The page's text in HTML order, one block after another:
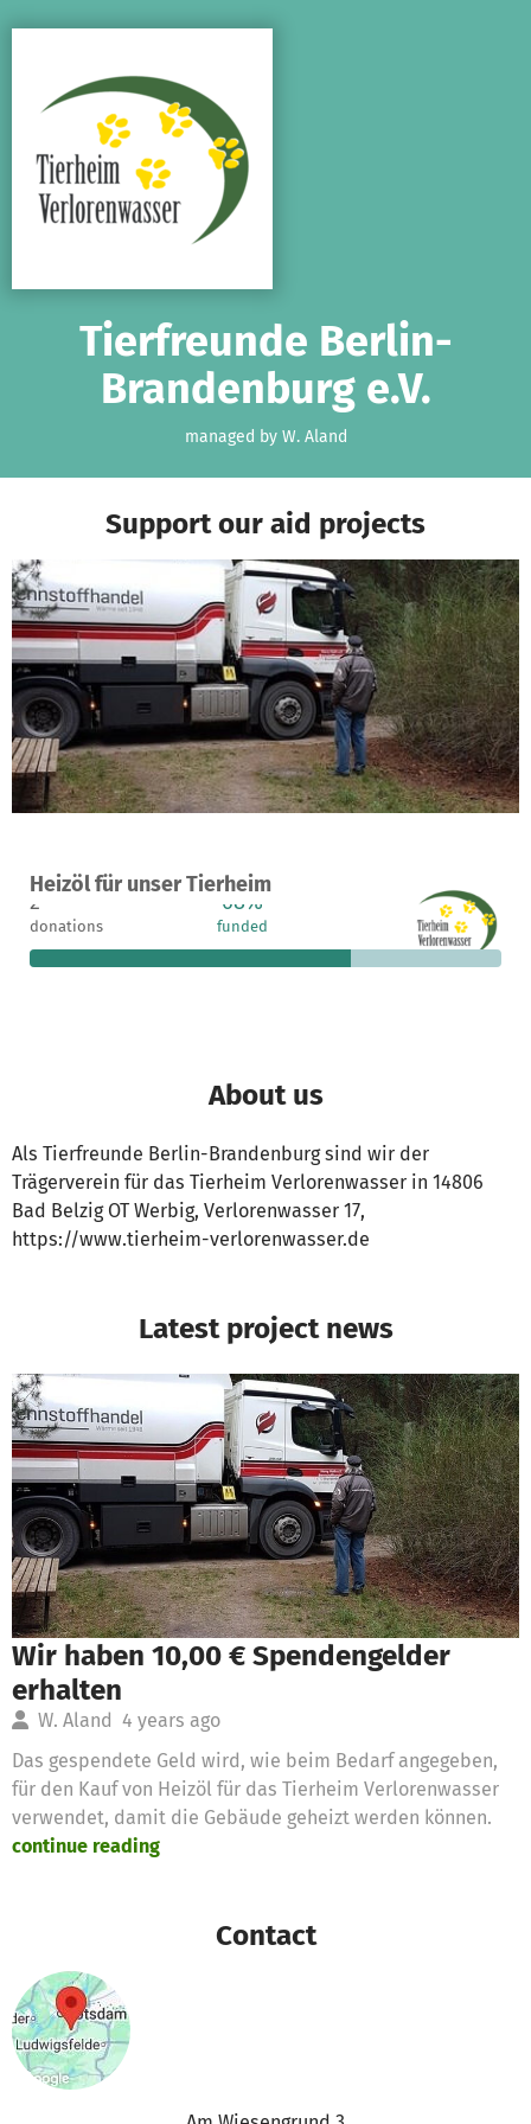
Tierfreunde Berlin-
Brandenburg e.V.
managed by W. Aland
Support our aid projects
Heizöl für unser Tierheim
A project in Bad Belzig, Germany
2
donations
68%
funded
€950
still needed
About us
Als Tierfreunde Berlin-Brandenburg sind wir der
Trägerverein für das Tierheim Verlorenwasser in 14806
Bad Belzig OT Werbig, Verlorenwasser 17,
https://www.tierheim-verlorenwasser.de
Latest project news
Wir haben 10,00 € Spendengelder
erhalten
W. Aland 4 years ago
Das gespendete Geld wird, wie beim Bedarf angegeben,
für den Kauf von Heizöl für das Tierheim Verlorenwasser
verwendet, damit die Gebäude geheizt werden können.
continue reading
Contact